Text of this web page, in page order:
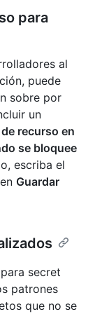
para
al
puede
sobre por
un
recurso en
se bloquee
escriba el
Guardar
secret
patrones
que no se